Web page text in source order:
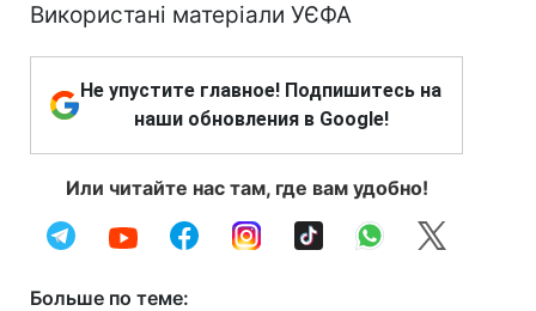
Використані матеріали УЄФА
Не упустите главное! Подпишитесь на
наши обновления в Google!
Или читайте нас там, где вам удобно!
Больше по теме: